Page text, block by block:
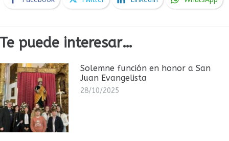
Te puede interesar…
Solemne función en honor a San
Juan Evangelista
28/10/2025